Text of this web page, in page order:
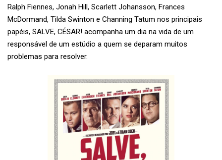
Ralph Fiennes, Jonah Hill, Scarlett Johansson, Frances
McDormand, Tilda Swinton e Channing Tatum nos principais
papéis, SALVE, CÉSAR! acompanha um dia na vida de um
responsável de um estúdio a quem se deparam muitos
problemas para resolver.